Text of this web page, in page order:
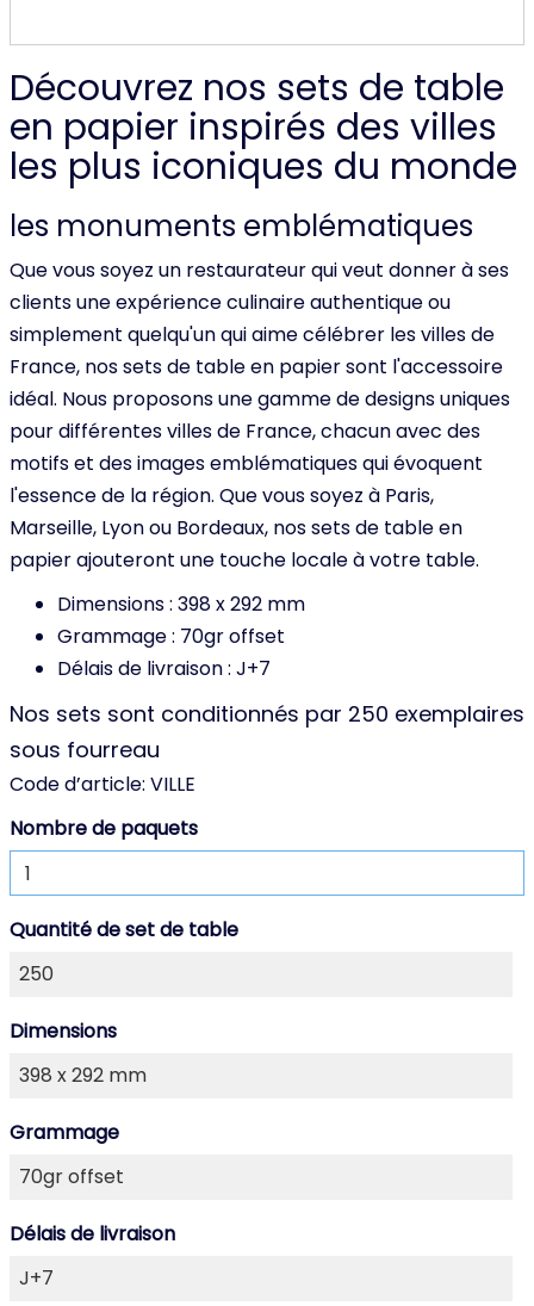
Découvrez nos sets de table
en papier inspirés des villes
les plus iconiques du monde
les monuments emblématiques
Que vous soyez un restaurateur qui veut donner à ses
clients une expérience culinaire authentique ou
simplement quelqu'un qui aime célébrer les villes de
France, nos sets de table en papier sont l'accessoire
idéal. Nous proposons une gamme de designs uniques
pour différentes villes de France, chacun avec des
motifs et des images emblématiques qui évoquent
l'essence de la région. Que vous soyez à Paris,
Marseille, Lyon ou Bordeaux, nos sets de table en
papier ajouteront une touche locale à votre table.
Dimensions : 398 x 292 mm
Grammage : 70gr offset
Délais de livraison : J+7
Nos sets sont conditionnés par 250 exemplaires
sous fourreau
Code d’article: VILLE
Nombre de paquets
Quantité de set de table
Dimensions
Grammage
Délais de livraison